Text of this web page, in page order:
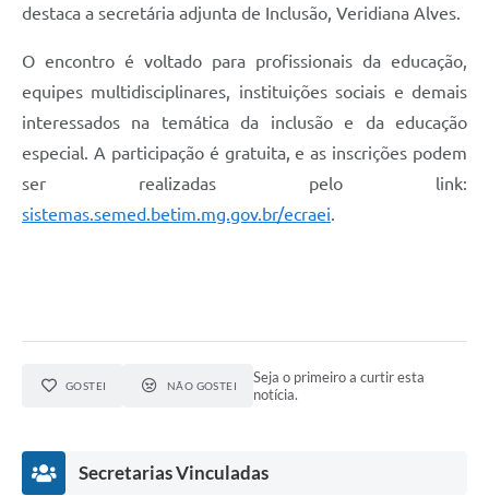
destaca a secretária adjunta de Inclusão, Veridiana Alves.
O encontro é voltado para profissionais da educação,
equipes multidisciplinares, instituições sociais e demais
interessados na temática da inclusão e da educação
especial. A participação é gratuita, e as inscrições podem
ser realizadas pelo link:
sistemas.semed.betim.mg.gov.br/ecraei.
GOSTEI NÃO GOSTEI
Seja o primeiro a curtir esta
notícia.
Secretarias Vinculadas